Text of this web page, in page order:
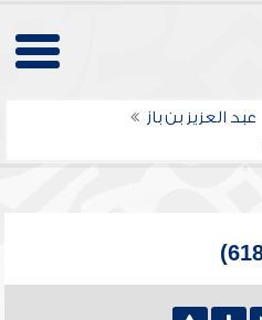
عبد العزيز بن باز